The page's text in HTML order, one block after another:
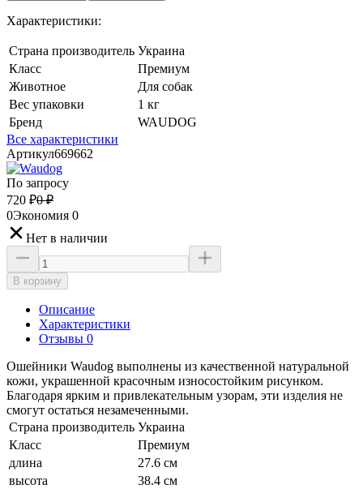
Характеристики:
Страна производитель Украина
Класс
Премиум
Животное
Для собак
Вес упаковки
1 кг
Бренд
WAUDOG
Все характеристики
Артикул669662
По запросу
720 ₽0 ₽
0Экономия 0
Нет в наличии
В корзину
Описание
Характеристики
Отзывы 0
Ошейники Waudog выполнены из качественной натуральной
кожи, украшенной красочным износостойким рисунком.
Благодаря ярким и привлекательным узорам, эти изделия не
смогут остаться незамеченными.
Страна производитель Украина
Класс
Премиум
длина
27.6 см
высота
38.4 см